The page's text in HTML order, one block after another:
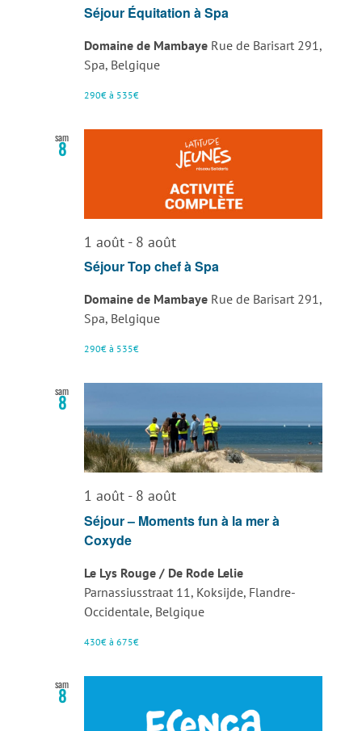
Séjour Équitation à Spa
Domaine de Mambaye Rue de Barisart 291,
Spa, Belgique
290€ à 535€
sam
8
1 août- 8 août
Séjour Top chef à Spa
Domaine de Mambaye Rue de Barisart 291,
Spa, Belgique
290€ à 535€
sam
8
1 août- 8 août
Séjour – Moments fun à la mer à
Coxyde
Le Lys Rouge / De Rode Lelie
Parnassiusstraat 11, Koksijde, Flandre-
Occidentale, Belgique
430€ à 675€
sam
8